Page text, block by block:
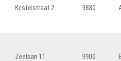
Kestelstraat 2 9880
Zeelaan 11 9900